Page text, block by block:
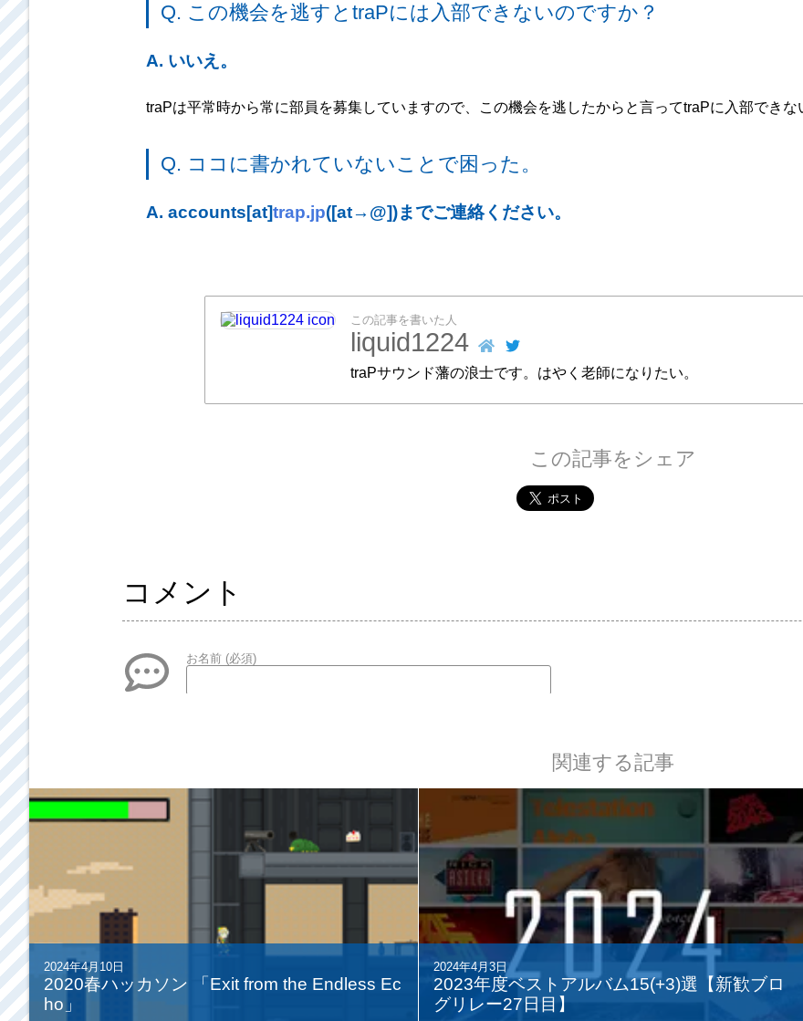
Q. この機会を逃すとtraPには入部できないのですか？
A. いいえ。
traPは平常時から常に部員を募集していますので、この機会を逃したからと言ってtraPに入部できな
Q. ココに書かれていないことで困った。
A. accounts[at]trap.jp([at→@])までご連絡ください。
この記事を書いた人
liquid1224
traPサウンド藩の浪士です。はやく老師になりたい。
この記事をシェア